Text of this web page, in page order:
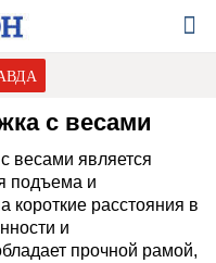
с весами
весами является
подъема и
короткие расстояния в
и
прочной рамой,